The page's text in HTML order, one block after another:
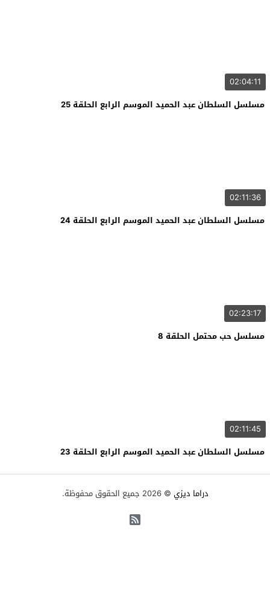
02:04:11
مسلسل السلطان عبد الحميد الموسم الرابع الحلقة 25
02:11:36
مسلسل السلطان عبد الحميد الموسم الرابع الحلقة 24
02:23:17
مسلسل حب محتمل الحلقة 8
02:11:45
مسلسل السلطان عبد الحميد الموسم الرابع الحلقة 23
دراما ديزي © 2026 جميع الحقوق محفوظة.